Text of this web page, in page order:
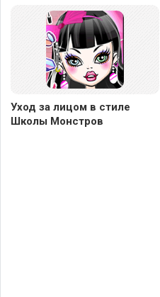
Уход за лицом в стиле
Школы Монстров